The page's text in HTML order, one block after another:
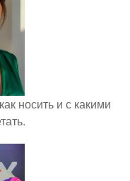
носить и с какими